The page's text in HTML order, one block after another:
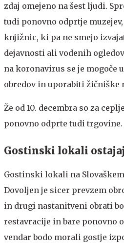
zdaj omejeno na šest ljudi.
tudi ponovno odprtje
knjižnic, ki pa ne smejo
dejavnosti ali vodenih
na koronavirus se je mogoče
obredov in uporabiti žičniške
Že od 10. decembra so za
ponovno odprte tudi trgovine.
Gostinski lokali
Gostinski lokali na
Dovoljen je sicer prevzem
in drugi nastanitveni obrati
restavracije in bare ponovno
vendar bodo morali gostje